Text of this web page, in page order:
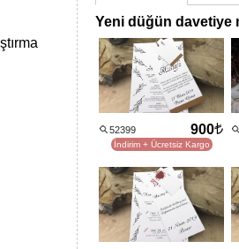
Yeni düğün davetiye
52399 900
İndirim + Ücretsiz Kargo